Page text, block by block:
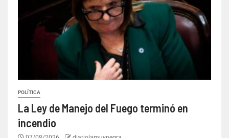
POLÍTICA
La Ley de Manejo del Fuego terminó en
incendio